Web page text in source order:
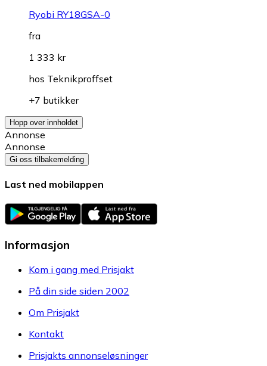
Ryobi RY18GSA-0
fra
1 333 kr
hos Teknikproffset
+7 butikker
Hopp over innholdet
Annonse
Annonse
Gi oss tilbakemelding
Last ned mobilappen
Informasjon
Kom i gang med Prisjakt
På din side siden 2002
Om Prisjakt
Kontakt
Prisjakts annonseløsninger